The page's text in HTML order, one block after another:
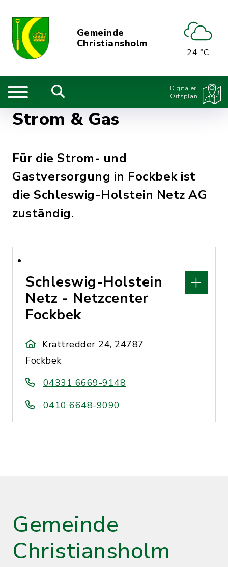
Gemeinde
Christiansholm
24 °C
Digitaler
Ortsplan
Strom & Gas
Für die Strom- und
Gastversorgung in Fockbek ist
die Schleswig-Holstein Netz AG
zuständig.
Schleswig-Holstein
Netz - Netzcenter
Fockbek
Krattredder 24, 24787
Fockbek
04331 6669-9148
0410 6648-9090
Gemeinde
Christiansholm